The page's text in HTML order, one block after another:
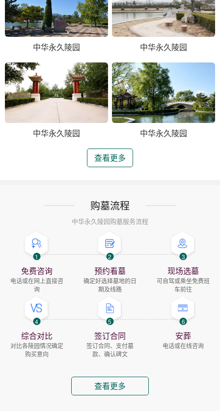
中华永久陵园 中华永久陵园
中华永久陵园 中华永久陵园
查看更多
购墓流程
中华永久陵园购墓服务流程
1
免费咨询
电话或在网上直接咨
询
2
预约看墓
确定好选择墓地的日
期及线路
3
现场选墓
可自驾或乘坐免费班
车前往
4
综合对比
对比各陵园情况确定
购买意向
5
签订合同
签订合同、支付墓
款、确认碑文
6
安葬
电话或在线咨询
查看更多